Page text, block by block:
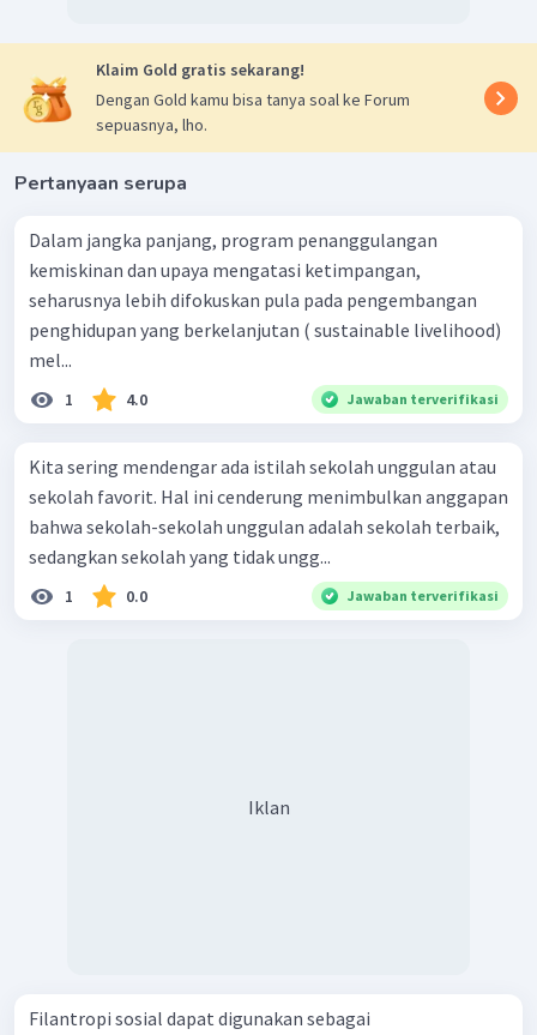
Klaim Gold gratis sekarang!
Dengan Gold kamu bisa tanya soal ke Forum
sepuasnya, lho.
Pertanyaan serupa
Dalam jangka panjang, program penanggulangan
kemiskinan dan upaya mengatasi ketimpangan,
seharusnya lebih difokuskan pula pada pengembangan
penghidupan yang berkelanjutan ( sustainable livelihood)
mel...
1 4.0 Jawaban terverifikasi
Kita sering mendengar ada istilah sekolah unggulan atau
sekolah favorit. Hal ini cenderung menimbulkan anggapan
bahwa sekolah-sekolah unggulan adalah sekolah terbaik,
sedangkan sekolah yang tidak ungg...
1 0.0 Jawaban terverifikasi
Iklan
Filantropi sosial dapat digunakan sebagai